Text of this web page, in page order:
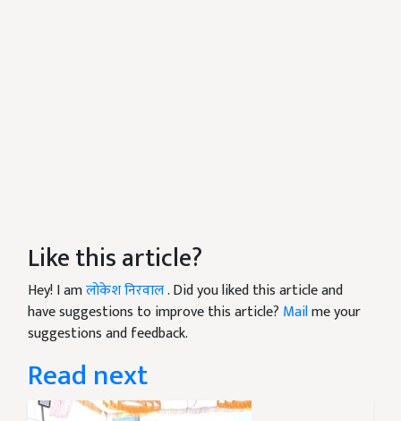
Like this article?
Hey! I amलोकेश निरवाल. Did you liked this article and
have suggestions to improve this article? Mailme your
suggestions and feedback.
Read next